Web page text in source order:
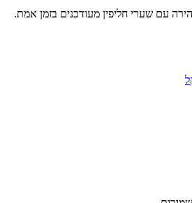
עם שערי חליפין מעודכנים בזמן אמת.